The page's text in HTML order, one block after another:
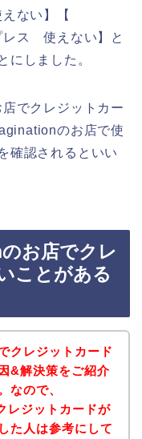
ない】【
ス 使えない】と
にしました。
でクレジットカー
のお店で使
確認されるといい
お店でクレ
ことがある
クレジットカード
&解決策をご紹介
なので、
ジットカードが
た人は参考にして